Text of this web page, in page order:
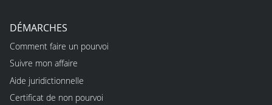
DÉMARCHES
Comment faire un pourvoi
Suivre mon affaire
Aide juridictionnelle
Certificat de non pourvoi